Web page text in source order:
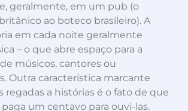
geralmente, em um pub (o
ao boteco brasileiro). A
em cada noite geralmente
– o que abre espaço para a
músicos, cantores ou
Outra característica marcante
regadas a histórias é o fato de que
um centavo para ouvi-las.